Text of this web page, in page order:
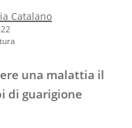
Catalano
una malattia il
di guarigione